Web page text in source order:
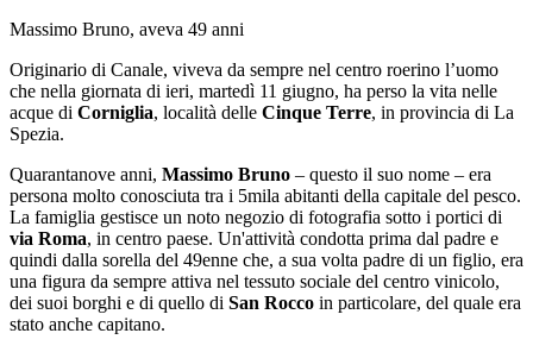
Massimo Bruno, aveva 49 anni
Originario di Canale, viveva da sempre nel centro roerino l’uomo
che nella giornata di ieri, martedì 11 giugno, ha perso la vita nelle
acque di Corniglia, località delle Cinque Terre, in provincia di La
Spezia.
Quarantanove anni, Massimo Bruno – questo il suo nome – era
persona molto conosciuta tra i 5mila abitanti della capitale del pesco.
La famiglia gestisce un noto negozio di fotografia sotto i portici di
via Roma, in centro paese. Un'attività condotta prima dal padre e
quindi dalla sorella del 49enne che, a sua volta padre di un figlio, era
una figura da sempre attiva nel tessuto sociale del centro vinicolo,
dei suoi borghi e di quello di San Rocco in particolare, del quale era
stato anche capitano.